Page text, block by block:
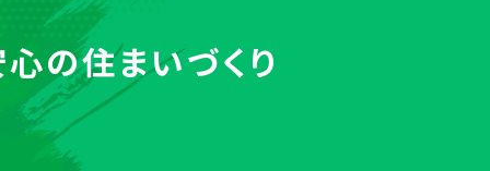
の住まいづくり